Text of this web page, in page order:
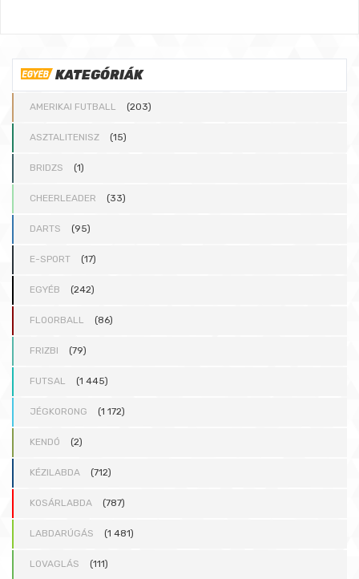
KATEGÓRIÁK
AMERIKAI FUTBALL (203)
ASZTALITENISZ (15)
BRIDZS (1)
CHEERLEADER (33)
DARTS (95)
E-SPORT (17)
EGYÉB (242)
FLOORBALL (86)
FRIZBI (79)
FUTSAL (1 445)
JÉGKORONG (1 172)
KENDÓ (2)
KÉZILABDA (712)
KOSÁRLABDA (787)
LABDARÚGÁS (1 481)
LOVAGLÁS (111)